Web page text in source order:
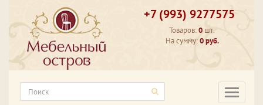
+7 (993) 9277575
Товаров:0 шт.
На сумму:0 руб.